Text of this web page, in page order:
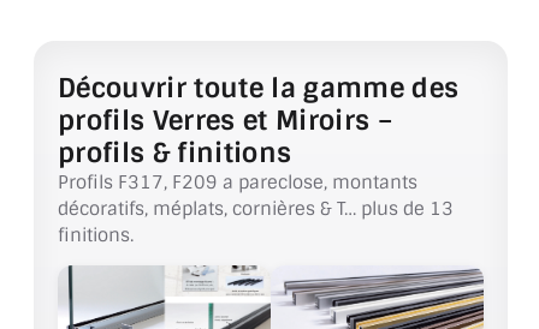
VERRE LAQUÉ/CRÉDENCE
VERRE FEUILLETÉ/TREMPÉ
DALLE DE SOL EN VERRE
PORTE EN VERRE
GARDE CORPS EN VERRE
Découvrir toute la gamme des
profils Verres et Miroirs –
profils & finitions
Profils F317, F209 a pareclose, montants
décoratifs, méplats, cornières & T… plus de 13
finitions.